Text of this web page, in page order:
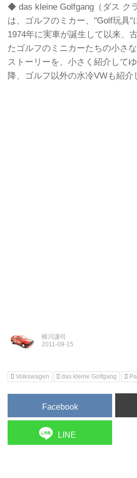
◆ das kleine Golfgang（ダス ク
は、ゴルフのミカー、"Golf玩具"
1974年に実車が誕生して以来、
たゴルフのミニカーたちの小さ
ストーリーを、小さく紹介して
降、ゴルフ以外の水冷VWも紹介
横川謙司
Volkswagen das kleine Golfgang
Facebook
LINE